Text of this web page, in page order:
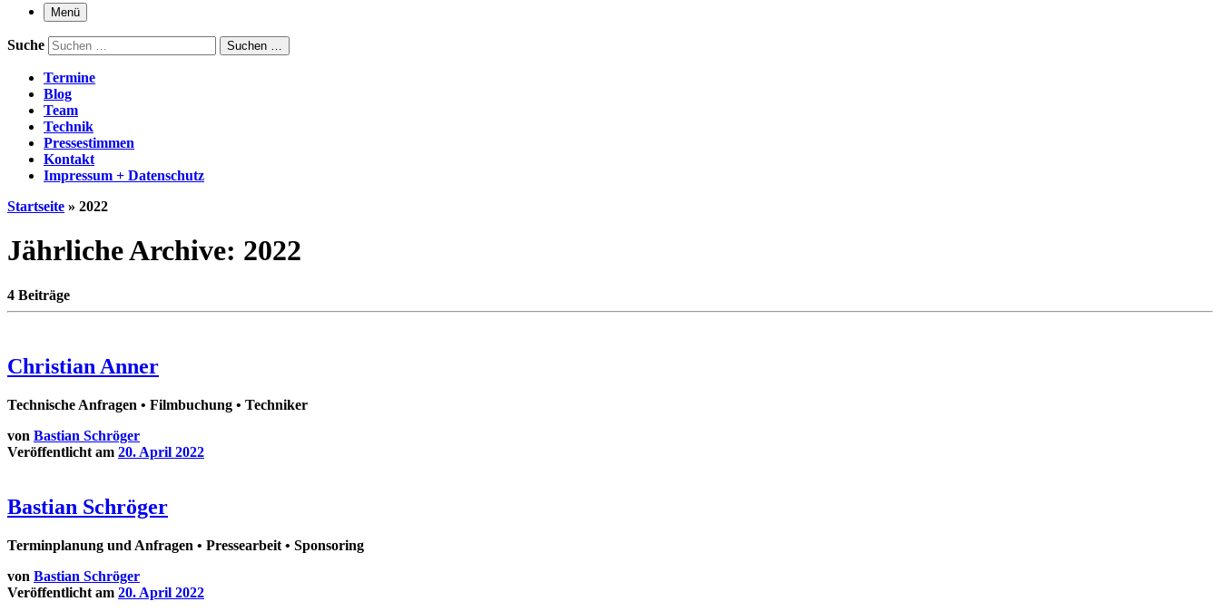
Menü
Suche Suchen …
Termine
Blog
Team
Technik
Pressestimmen
Kontakt
Impressum + Datenschutz
Startseite » 2022
Jährliche Archive: 2022
4 Beiträge
Christian Anner
Technische Anfragen • Filmbuchung • Techniker
von Bastian Schröger
Veröffentlicht am 20. April 2022
Bastian Schröger
Terminplanung und Anfragen • Pressearbeit • Sponsoring
von Bastian Schröger
Veröffentlicht am 20. April 2022